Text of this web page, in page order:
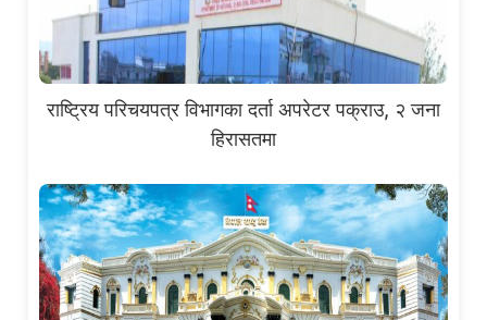
राष्ट्रिय परिचयपत्र विभागका दर्ता अपरेटर पक्राउ, २ जना
हिरासतमा